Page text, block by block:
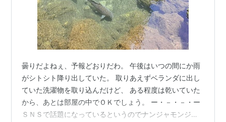
…血抜きをせずに味噌で煮込んだ汁。
…切り身をさとう醤油で甘辛く煮付けたもの。
他には、甘露煮・洗いなどがあるが、水底に棲む淡水魚
バケツの中に半日〜数日程入れて泥の臭いを抜く。
釣り
コイは雑食性であり、なんでも食べる。生きエサとし
曇りだよねぇ、予報どおりだわ。 午後はいつの間にか雨
がシトシト降り出していた。 取りあえずベランダに出し
ていた洗濯物を取り込んだけど、 ある程度は乾いていた
から、あとは部屋の中でＯＫでしょう。 ー・－・－・ー
ＳＮＳで話題になっているというのでナンジャモンジャ